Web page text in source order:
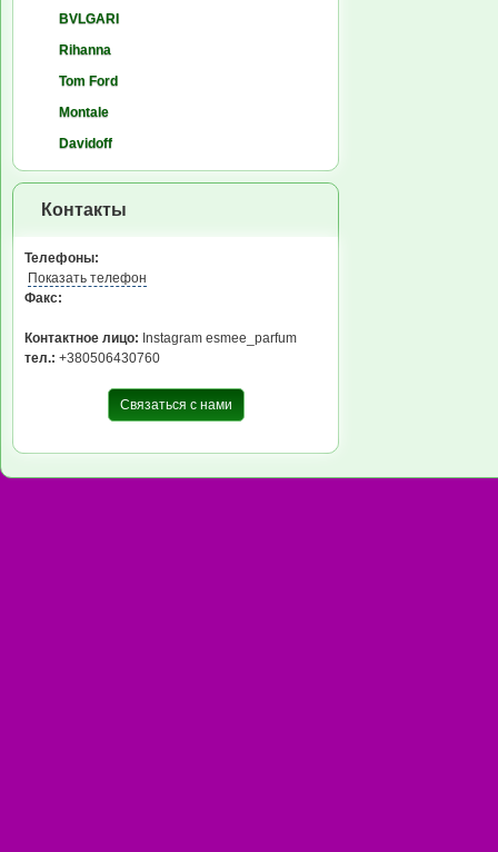
BVLGARI
Rihanna
Tom Ford
Montale
Davidoff
Контакты
Телефоны:
Показать телефон
Факс:
Контактное лицо: Instagram esmee_parfum
тел.: +380506430760
Связаться с нами